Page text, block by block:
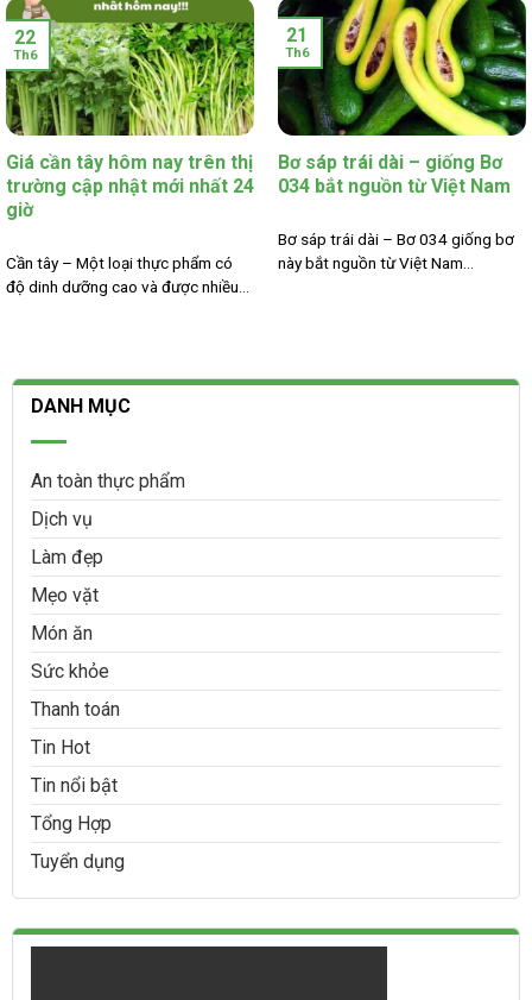
Giá cần tây hôm nay trên thị
trường cập nhật mới nhất 24
giờ
Cần tây – Một loại thực phẩm có
độ dinh dưỡng cao và được nhiều...
22
Th6
Bơ sáp trái dài – giống Bơ
034 bắt nguồn từ Việt Nam
Bơ sáp trái dài – Bơ 034 giống bơ
này bắt nguồn từ Việt Nam...
21
Th6
DANH MỤC
An toàn thực phẩm
Dịch vụ
Làm đẹp
Mẹo vặt
Món ăn
Sức khỏe
Thanh toán
Tin Hot
Tin nổi bật
Tổng Hợp
Tuyển dụng